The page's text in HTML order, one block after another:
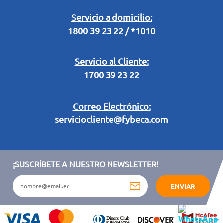
Servicio a domicilio:
1800 39 23 22 / *1010
Servicio al Cliente:
1700 39 23 22
Correo Electrónico:
serviciocliente@fybeca.com
Legal Campaña Produbanco
Términos y condiciones sorteo partido de fútbol "Tu ídolo"
¡SUSCRÍBETE A NUESTRO NEWSLETTER!
ENVIAR